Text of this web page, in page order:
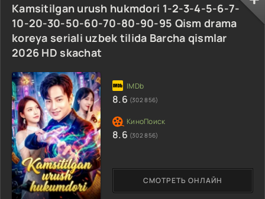
Kamsitilgan urush hukmdori 1-2-3-4-5-6-7-
10-20-30-50-60-70-80-90-95 Qism drama
koreya seriali uzbek tilida Barcha qismlar
2026 HD skachat
СМОТРЕТЬ ОНЛАЙН
8.6 (302 856)
8.6 (302 856)